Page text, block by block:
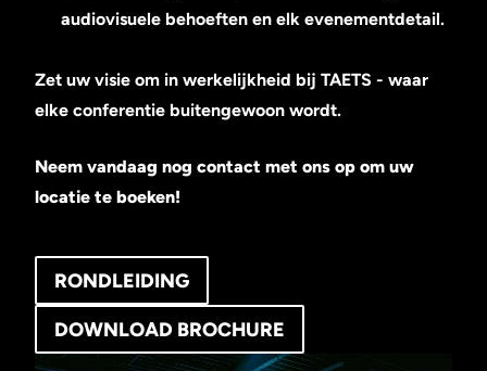
audiovisuele behoeften en elk evenementdetail.
Zet uw visie om in werkelijkheid bij TAETS - waar
elke conferentie buitengewoon wordt.
Neem vandaag nog contact met ons op om uw
locatie te boeken!
RONDLEIDING
DOWNLOAD BROCHURE